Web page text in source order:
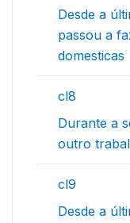
Desde a
passou a
domesticas
cl8
Durante a
outro
cl9
Desde a